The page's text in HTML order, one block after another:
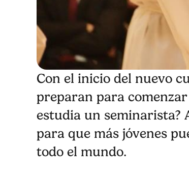
Con el inicio del nuevo
preparan para
estudia un seminarista?
para que más jóvenes
todo el mundo.